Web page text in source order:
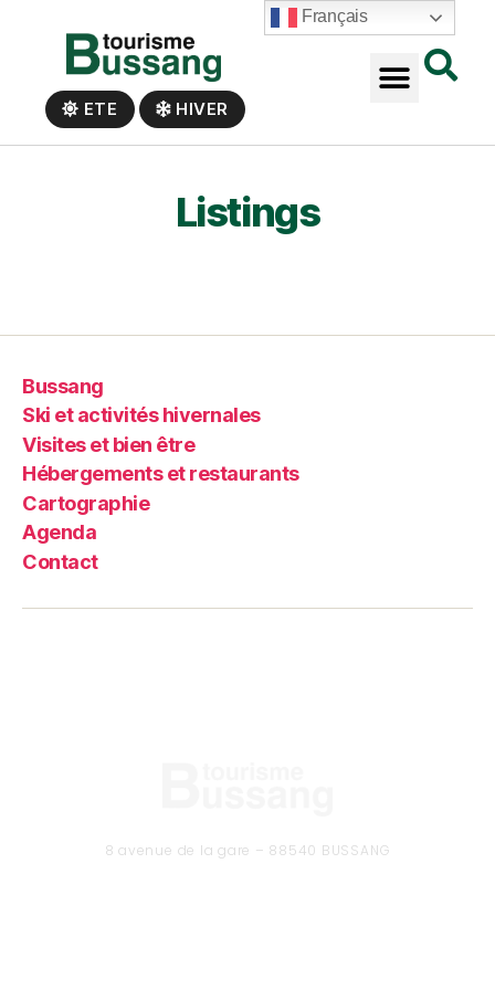
ETE HIVER
Listings
Bussang
Ski et activités hivernales
Visites et bien être
Hébergements et restaurants
Cartographie
Agenda
Contact
8 avenue de la gare – 88540 BUSSANG
Français
Panneau de gestion des cookies